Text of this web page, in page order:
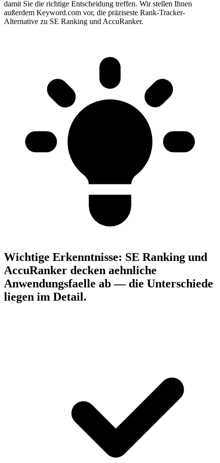
damit Sie die richtige Entscheidung treffen. Wir stellen Ihnen
außerdem Keyword.com vor, die präziseste Rank-Tracker-
Alternative zu SE Ranking und AccuRanker.
Wichtige Erkenntnisse: SE Ranking und
AccuRanker decken aehnliche
Anwendungsfaelle ab — die Unterschiede
liegen im Detail.